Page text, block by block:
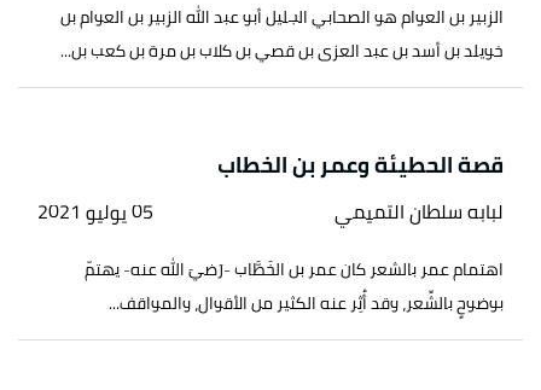
الزبير بن العوام هو الصحابي الجليل أبو عبد الله الزبير بن العوام بن
خويلد بن أسد بن عبد العزى بن قصي بن كلاب بن مرة بن كعب بن...
قصة الحطيئة وعمر بن الخطاب
لبابه سلطان التميمي 05 يوليو 2021
اهتمام عمر بالشعر كان عمر بن الخَطَّاب -رَضيَ الله عنه- يهتمّ
بوضوحٍ بالشِّعر، وقد أُثِر عنه الكثير من الأقوال، والمواقف...